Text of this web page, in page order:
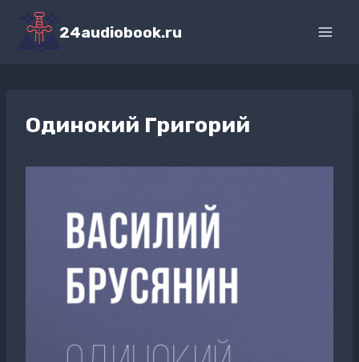
Перейти
содержимому
24audiobook.ru
Одинокий Григорий